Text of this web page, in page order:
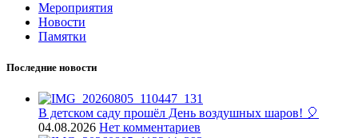
Мероприятия
Новости
Памятки
Последние новости
В детском саду прошёл День воздушных шаров! 🎈
04.08.2026 Нет комментариев